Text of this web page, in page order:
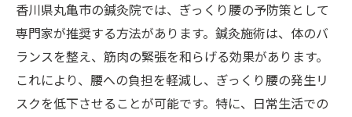
香川県丸亀市の鍼灸院では、ぎっくり腰の予防策として
専門家が推奨する方法があります。鍼灸施術は、体のバ
ランスを整え、筋肉の緊張を和らげる効果があります。
これにより、腰への負担を軽減し、ぎっくり腰の発生リ
スクを低下させることが可能です。特に、日常生活での